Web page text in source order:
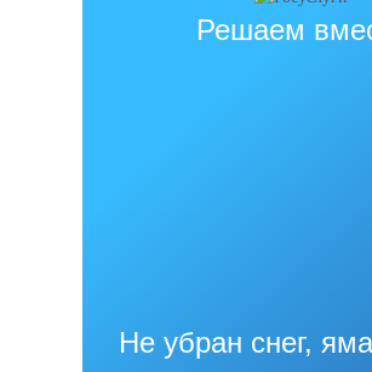
Решаем
Не убран снег, яма